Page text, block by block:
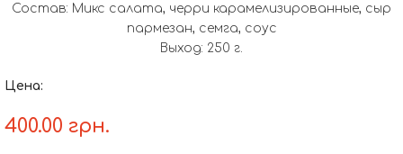
Состав: Микс салата, черри карамелизированные, сыр
пармезан, семга, соус
Выход: 250 г.
Цена:
400.00 грн.